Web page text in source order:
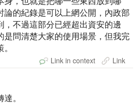
論的紀錄是可以上網公開，內政部
，不過這部分已經超出資安的邊
是問清楚大家的使用場景，但我完
Link in context Link
。